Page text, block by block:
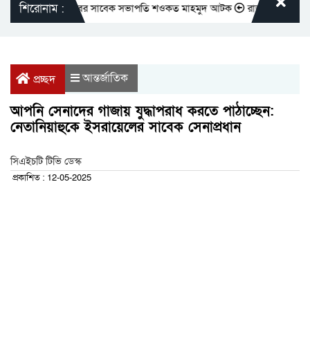
শিরোনাম :
প্রেসক্লাবের সাবেক সভাপতি শওকত মাহমুদ আটক রাজবাড়ীতে বীর
প্রচ্ছদ আন্তর্জাতিক
আপনি সেনাদের গাজায় যুদ্ধাপরাধ করতে পাঠাচ্ছেন:
নেতানিয়াহুকে ইসরায়েলের সাবেক সেনাপ্রধান
সিএইচটি টিভি ডেস্ক
প্রকাশিত : 12-05-2025